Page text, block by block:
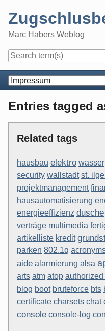
content
Marc Habers Weblog
Navigation
Entries tagged
Related tags
hausbau elektro wasser
security wallstadt st.
projektmanagement
hausautomatisierung
energieeffizienz dusche
verträge multimedia
artikelliste kredit
parken 802.1q
aide alarmierung alsa
arts atm atop
blog boot bruteforce bts
certificate charsets chat
console console-log